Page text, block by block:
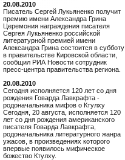
20.08.2010
Писатель Сергей Лукьяненко получит
премию имени Александра Грина
Церемония награждения писателя
Сергея Лукьяненко российской
литературной премией имени
Александра Грина состоится в субботу
в правительстве Кировской области,
сообщил РИА Новости сотрудник
пресс-центра правительства региона.
20.08.2010
Сегодня исполняется 120 лет со дня
рождения Говарда Лавкрафта -
родоначальника мифов о Ктулху
Сегодня, 20 августа, исполняется 120
лет со дня рождения американского
писателя Говарда Лавкрафта,
родоначальника литературного жанра
ужасов, в произведениях которого
впервые появилось мифическое
божество Ктулху.